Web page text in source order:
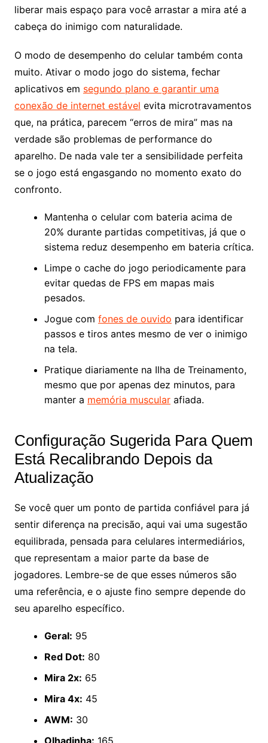
liberar mais espaço para você arrastar a mira até a
cabeça do inimigo com naturalidade.
O modo de desempenho do celular também conta
muito. Ativar o modo jogo do sistema, fechar
aplicativos em segundo plano e garantir uma
conexão de internet estável evita microtravamentos
que, na prática, parecem “erros de mira” mas na
verdade são problemas de performance do
aparelho. De nada vale ter a sensibilidade perfeita
se o jogo está engasgando no momento exato do
confronto.
Mantenha o celular com bateria acima de
20% durante partidas competitivas, já que o
sistema reduz desempenho em bateria crítica.
Limpe o cache do jogo periodicamente para
evitar quedas de FPS em mapas mais
pesados.
Jogue com fones de ouvido para identificar
passos e tiros antes mesmo de ver o inimigo
na tela.
Pratique diariamente na Ilha de Treinamento,
mesmo que por apenas dez minutos, para
manter a memória muscularafiada.
Configuração Sugerida Para Quem
Está Recalibrando Depois da
Atualização
Se você quer um ponto de partida confiável para já
sentir diferença na precisão, aqui vai uma sugestão
equilibrada, pensada para celulares intermediários,
que representam a maior parte da base de
jogadores. Lembre-se de que esses números são
uma referência, e o ajuste fino sempre depende do
seu aparelho específico.
Geral: 95
Red Dot: 80
Mira 2x: 65
Mira 4x: 45
AWM: 30
Olhadinha: 165